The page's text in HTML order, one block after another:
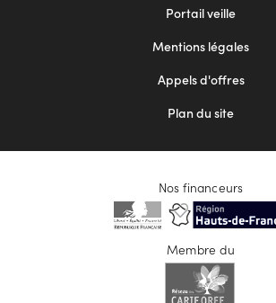
Portail veille
Mentions légales
Appels d'offres
Plan du site
Nos financeurs
Membre du